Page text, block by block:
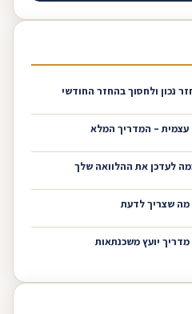
נכון ולחסוך בהחזר החודשי
עצמית – המדריך המלא
לעדכן את ההלוואה שלך
מה שצריך לדעת
יועץ משכנתאות